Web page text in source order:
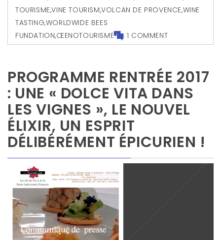
TOURISME,VINE TOURISM,VOLCAN DE PROVENCE,WINE
TASTING,WORLDWIDE BEES
FUNDATION,ŒENOTOURISME 1 COMMENT
PROGRAMME RENTRÉE 2017
: UNE « DOLCE VITA DANS
LES VIGNES », LE NOUVEL
ÉLIXIR, UN ESPRIT
DÉLIBÉRÉMENT ÉPICURIEN !